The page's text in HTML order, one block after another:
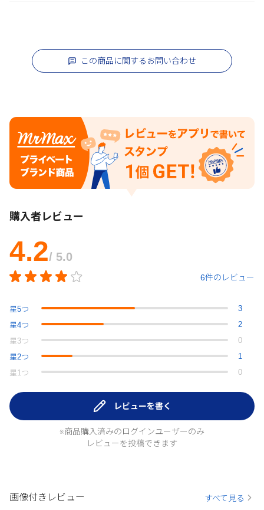
この商品に関するお問い合わせ
購入者レビュー
4.2/ 5.0
6件のレビュー
星5つ
3
星4つ
2
星 3つ
0
星2つ
1
星 1 つ 0
レビューを書く
※商品購入済みのログインユーザーのみ
レビューを投稿できます
画像付きレビュー すべて見る